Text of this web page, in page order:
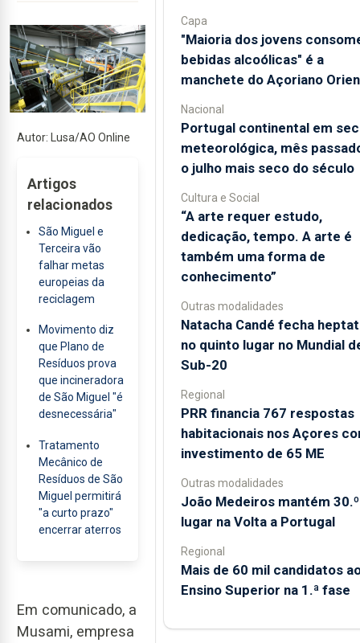
Autor: Lusa/AO Online
Artigos
relacionados
São Miguel e
Terceira vão
falhar metas
europeias da
reciclagem
Movimento diz
que Plano de
Resíduos prova
que incineradora
de São Miguel "é
desnecessária"
Tratamento
Mecânico de
Resíduos de São
Miguel permitirá
"a curto prazo"
encerrar aterros
Em comunicado, a
Musami, empresa
Capa
"Maioria dos jovens
bebidas alcoólicas" é a
manchete do Açoriano
Nacional
Portugal continental em
meteorológica, mês
o julho mais seco do século
Cultura e Social
“A arte requer estudo,
dedicação, tempo. A arte é
também uma forma de
conhecimento”
Outras modalidades
Natacha Candé fecha
no quinto lugar no Mundial
Sub-20
Regional
PRR financia 767 respostas
habitacionais nos Açores
investimento de 65 ME
Outras modalidades
João Medeiros mantém 30.º
lugar na Volta a Portugal
Regional
Mais de 60 mil candidatos
Ensino Superior na 1.ª fase